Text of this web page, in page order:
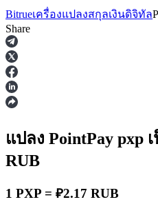
ฟิวเจอร์ส
Bitrueเครื่องแปลงสกุลเงินดิจิทัล
Share
แปลง PointPay pxp
RUB
1 PXP = ₽2.17 RUB